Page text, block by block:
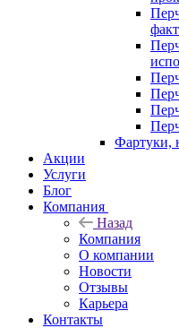
Фартуки,
Акции
Услуги
Блог
Компания
Назад
Компания
О компании
Новости
Отзывы
Карьера
Контакты